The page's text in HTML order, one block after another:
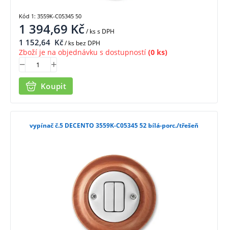
1 394,69 Kč/ kss DPH
1 152,64 Kč/ ks bez DPH
Zboží je na objednávku s dostupností (0 ks)
Koupit
Kód 1: 3559K-C05345 50
vypínač č.5 DECENTO 3559K-C05345 52 bílá-porc./třešeň